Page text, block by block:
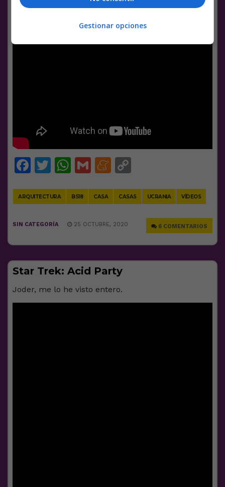
Facebook
Twitter
WhatsApp
GmailMeneame
ARQUITECTURA BS18 CASA CASAS UCRANIA VÍDEOS
6 COMENTARIOS
SIN CATEGORÍA 25 OCTUBRE, 2020
Star Trek: Acid Party
Joder, me lo he visto entero.
Gestionar opciones